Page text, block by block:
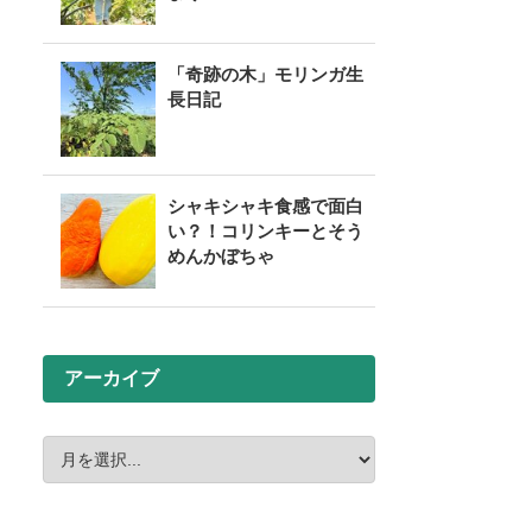
「奇跡の木」モリンガ生
長日記
シャキシャキ食感で面白
い？！コリンキーとそう
めんかぼちゃ
アーカイブ